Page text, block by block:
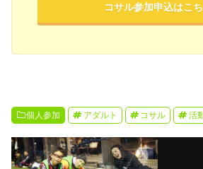
コサル参加申込はこ
個人参加 アダルト コサル 活